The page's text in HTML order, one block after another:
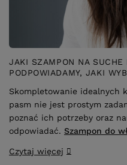
JAKI SZAMPON NA
PODPOWIADAMY, JAKI
Skompletowanie idealnych
pasm nie jest prostym
poznać ich potrzeby oraz
odpowiadać. Szampon do
musisz dobrać go do
Czytaj więcej